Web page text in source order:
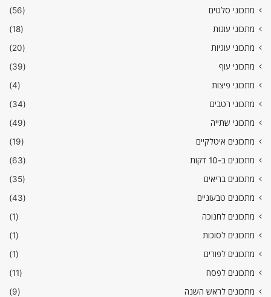
מתכוני סלטים
(56)
מתכוני עוגות
(18)
מתכוני עוגיות
(20)
מתכוני עוף
(39)
מתכוני פיצות
(4)
מתכוני רטבים
(34)
מתכוני שתייה
(49)
מתכונים איטלקיים
(19)
מתכונים ב-10 דקות
(63)
מתכונים בריאים
(35)
מתכונים טבעוניים
(43)
מתכונים לחנוכה
(1)
מתכונים לסוכות
(1)
מתכונים לפורים
(1)
מתכונים לפסח
(11)
מתכונים לראש השנה
(9)